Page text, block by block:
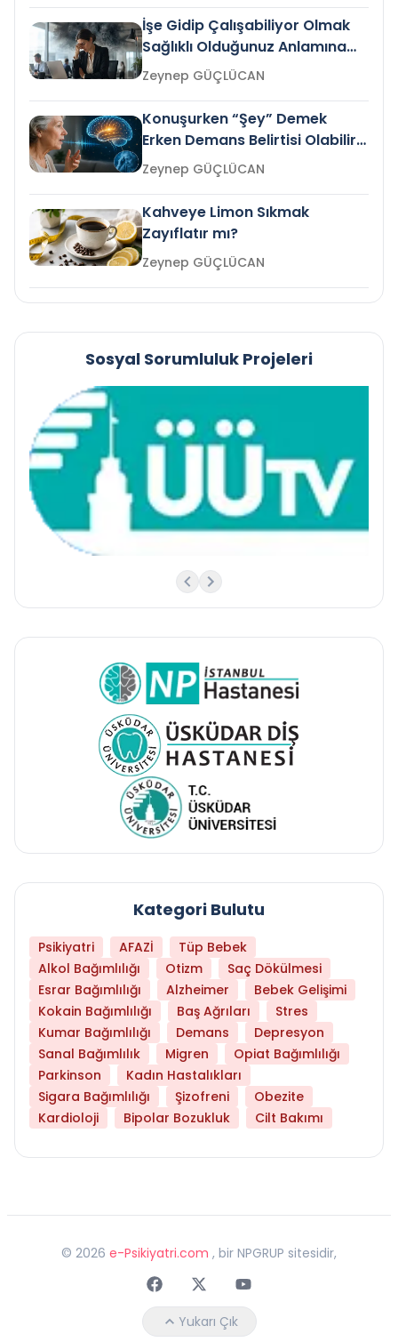
İşe Gidip Çalışabiliyor Olmak
Sağlıklı Olduğunuz Anlamına
Gelir mi?Zeynep GÜÇLÜCAN
Konuşurken “Şey” Demek
Erken Demans Belirtisi Olabilir
mi?
Zeynep GÜÇLÜCAN
Kahveye Limon Sıkmak
Zayıflatır mı?
Zeynep GÜÇLÜCAN
Sosyal Sorumluluk Projeleri
Kategori Bulutu
Psikiyatri AFAZİ
Tüp Bebek
Alkol Bağımlılığı
Otizm
Saç Dökülmesi
Esrar Bağımlılığı
Alzheimer
Bebek Gelişimi
Kokain Bağımlılığı
Baş Ağrıları
Stres
Kumar Bağımlılığı
Demans
Depresyon
Sanal Bağımlılık
Migren
Opiat Bağımlılığı
Parkinson
Kadın Hastalıkları
Sigara Bağımlılığı
Şizofreni
Obezite
Kardioloji
Bipolar Bozukluk Cilt Bakımı
© 2026 e-Psikiyatri.com , bir NPGRUP sitesidir,
FaceebokTwitterYoutube
Yukarı Çık